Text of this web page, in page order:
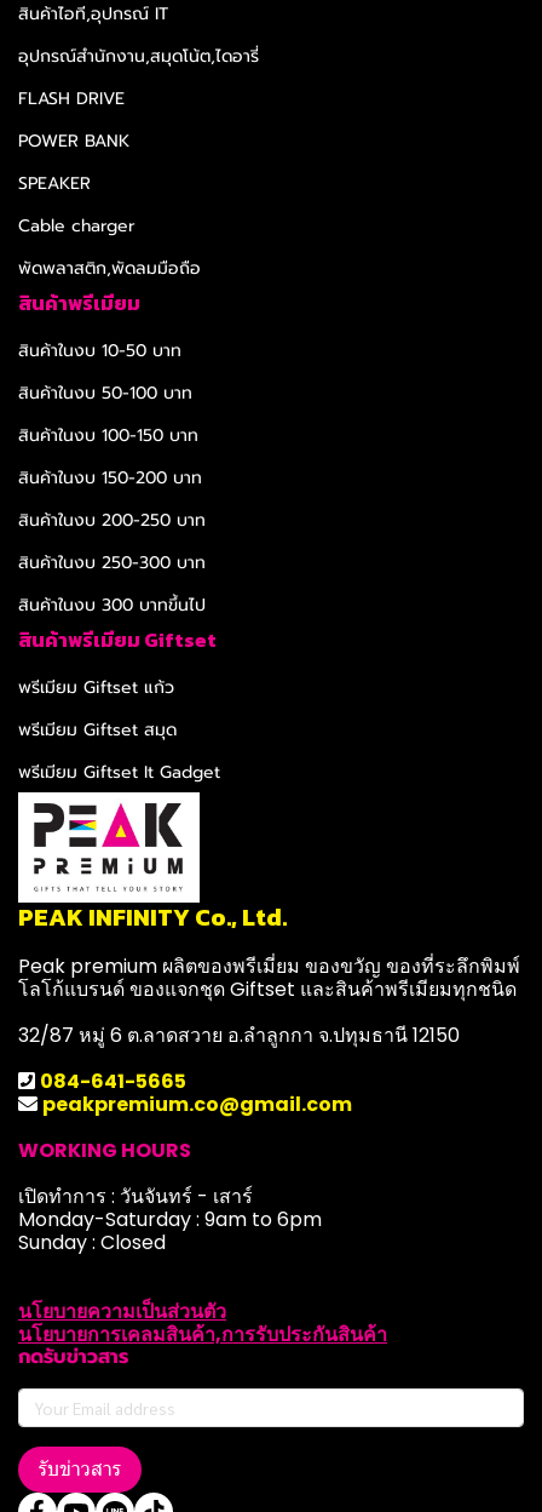
สินค้าไอที,อุปกรณ์ IT
อุปกรณ์สำนักงาน,สมุดโน้ต,ไดอารี่
FLASH DRIVE
POWER BANK
SPEAKER
Cable charger
พัดพลาสติก,พัดลมมือถือ
สินค้าพรีเมียม
สินค้าในงบ 10-50 บาท
สินค้าในงบ 50-100 บาท
สินค้าในงบ 100-150 บาท
สินค้าในงบ 150-200 บาท
สินค้าในงบ 200-250 บาท
สินค้าในงบ 250-300 บาท
สินค้าในงบ 300 บาทขึ้นไป
สินค้าพรีเมียม Giftset
พรีเมียม Giftset แก้ว
พรีเมียม Giftset สมุด
พรีเมียม Giftset It Gadget
PEAK INFINITY Co., Ltd.
Peak premium ผลิตของพรีเมี่ยม ของขวัญ ของที่ระลึกพิมพ์
โลโก้แบรนด์ ของแจกชุด Giftset และสินค้าพรีเมียมทุกชนิด
32/87 หมู่ 6 ต.ลาดสวาย อ.ลำลูกกา จ.ปทุมธานี 12150
084-641-5665
peakpremium.co@gmail.com
WORKING HOURS
เปิดทำการ : วันจันทร์ - เสาร์
Monday-Saturday : 9am to 6pm
Sunday : Closed
นโยบายความเป็นส่วนตัว
นโยบายการเคลมสินค้า,การรับประกันสินค้า
กดรับข่าวสาร
รับข่าวสาร